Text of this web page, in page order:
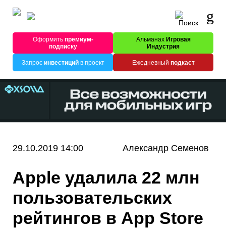
Оформитьпремиум-
подписку
Альманах Игровая
Индустрия
Запрос инвестицийв проект Ежедневный подкаст
29.10.2019 14:00 Александр Семенов
Apple удалила 22 млн
пользовательских
рейтингов в App Store